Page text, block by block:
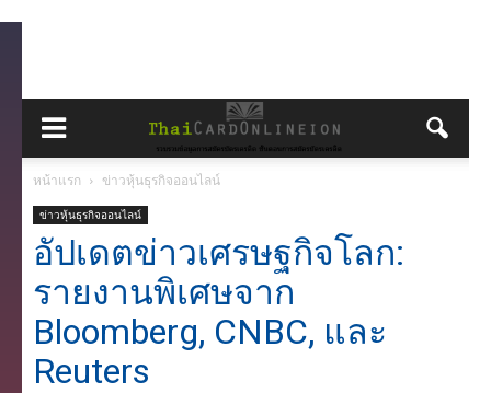
หน้าแรก ข่าวหุ้นธุรกิจออนไลน์
ข่าวหุ้นธุรกิจออนไลน์
อัปเดตข่าวเศรษฐกิจโลก:
รายงานพิเศษจาก
Bloomberg, CNBC, และ
Reuters